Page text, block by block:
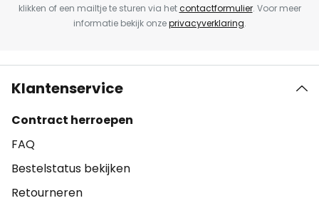
klikken of een mailtje te sturen via hetcontactformulier. Voor meer
informatie bekijk onzeprivacyverklaring.
Klantenservice
Contract herroepen
FAQ
Bestelstatus bekijken
Retourneren